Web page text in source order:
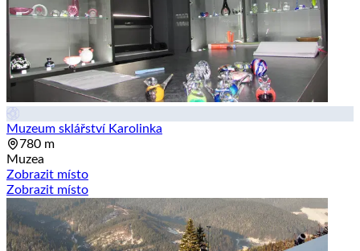
Muzeum sklářství Karolinka
780 m
Muzea
Zobrazit místo
Zobrazit místo